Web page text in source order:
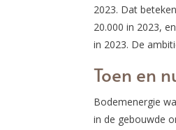
2023. Dat
20.000 in 2023,
in 2023. De
Toen en
Bodemenergie
in de gebouwde